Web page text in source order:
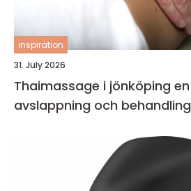
inspiration
31. July 2026
Thaimassage i jönköping en guide till
avslappning och behandling